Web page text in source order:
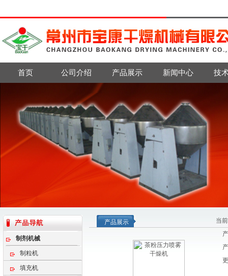
首页 公司介绍 产品展示 新闻中心 技
制剂机械
制粒机
填充机
产品展示 当